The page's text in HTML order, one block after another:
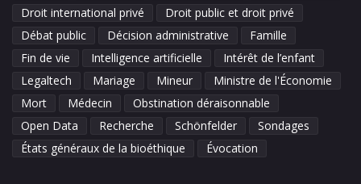
Droit international privé
Droit public et droit privé
Débat public
Décision administrative
Famille
Fin de vie
Intelligence artificielle
Intérêt de l’enfant
Legaltech
Mariage Mineur
Ministre de l'Économie
Mort
Médecin
Obstination déraisonnable
Open Data
Recherche Schönfelder
Sondages
États généraux de la bioéthique
Évocation